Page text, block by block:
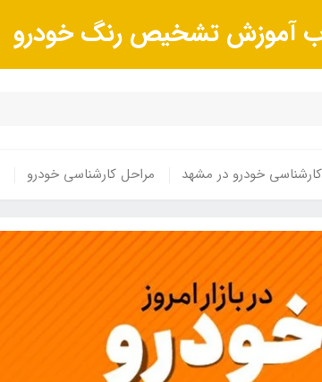
آموزش تشخیص رنگ خودرو
خودرو در مشهد مراحل کارشناسی خودرو